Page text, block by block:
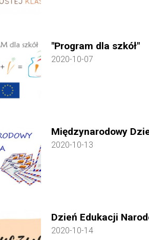
"Program dla szkół"
2020-10-07
Międzynarodowy
2020-10-13
Dzień Edukacji
2020-10-14